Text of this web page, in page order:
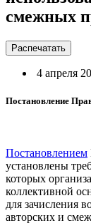
смежных
Распечатать
4 апреля
Постановление
Постановлением
установлены
которых
коллективной
для зачисления
авторских и